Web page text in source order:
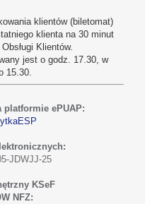
klientów (biletomat)
klienta na 30 minut
Klientów.
jest o godz. 17.30, w
15.30.
platformie ePUAP:
JDWJJ-25
KSeF
NFZ: